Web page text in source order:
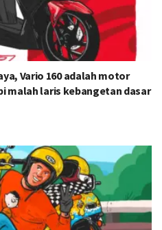
Vario 160 adalah motor
malah laris kebangetan dasar